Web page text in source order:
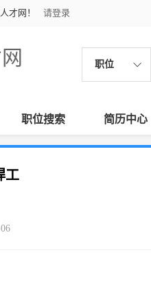
才网！ 请登录
职位
职位搜索 简历中心
工